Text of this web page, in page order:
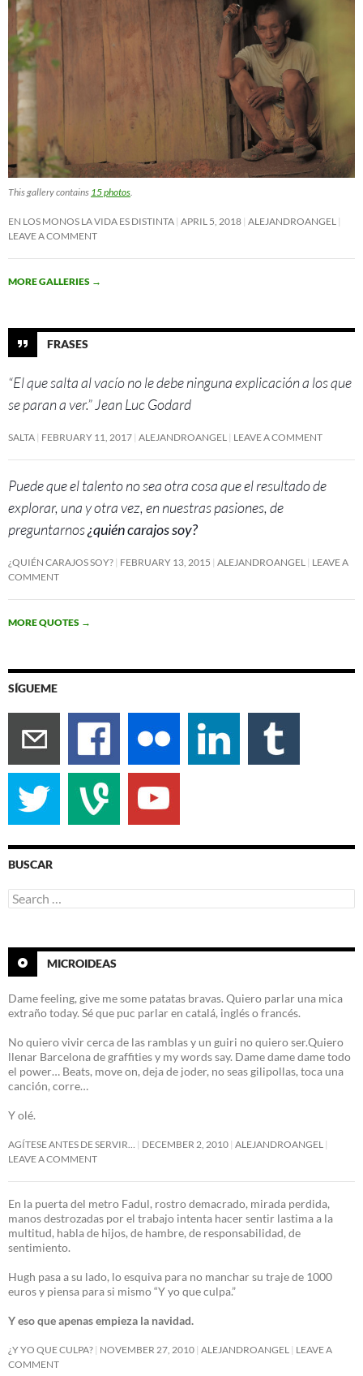
This gallery contains 15 photos
EN LOS MONOS LA VIDA ES DISTINTA APRIL 5, 2018 ALEJANDROANGEL
LEAVE A COMMENT
MORE GALLERIES →
FRASES
“El que salta al vacío no le debe ninguna explicación a los que
se paran a ver.” Jean Luc Godard
SALTA FEBRUARY 11, 2017 ALEJANDROANGEL LEAVE A COMMENT
Puede que el talento no sea otra cosa que el resultado de
explorar, una y otra vez, en nuestras pasiones, de
preguntarnos¿quién carajos soy?
¿QUIÉN CARAJOS SOY? FEBRUARY 13, 2015 ALEJANDROANGEL
LEAVE A
COMMENT
MORE QUOTES →
SÍGUEME
BUSCAR
Search
for:
MICROIDEAS
Dame feeling, give me some patatas bravas. Quiero parlar una mica
extraño today. Sé que puc parlar en catalá, inglés o francés.
No quiero vivir cerca de las ramblas y un guiri no quiero ser.Quiero
llenar Barcelona de graffities y my words say. Dame dame dame todo
el power… Beats, move on, deja de joder, no seas gilipollas, toca una
canción, corre…
Y olé.
AGÍTESE ANTES DE SERVIR… DECEMBER 2, 2010 ALEJANDROANGEL
LEAVE A COMMENT
En la puerta del metro Fadul, rostro demacrado, mirada perdida,
manos destrozadas por el trabajo intenta hacer sentir lastima a la
multitud, habla de hijos, de hambre, de responsabilidad, de
sentimiento.
Hugh pasa a su lado, lo esquiva para no manchar su traje de 1000
euros y piensa para si mismo “Y yo que culpa.”
Y eso que apenas empieza la navidad.
¿Y YO QUE CULPA? NOVEMBER 27, 2010 ALEJANDROANGEL
LEAVE A
COMMENT